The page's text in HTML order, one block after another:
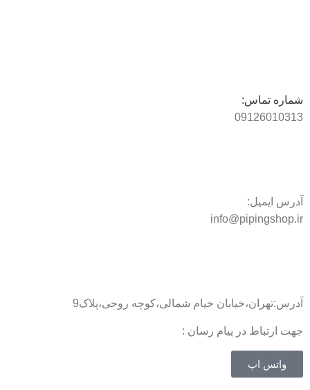
شماره تماس:
09126010313
آدرس ایمیل:
info@pipingshop.ir
آدرس:تهران،خیابان خیام شمالی،کوچه روحی،پلاک9
جهت ارتباط در پیام رسان :
واتس اپ